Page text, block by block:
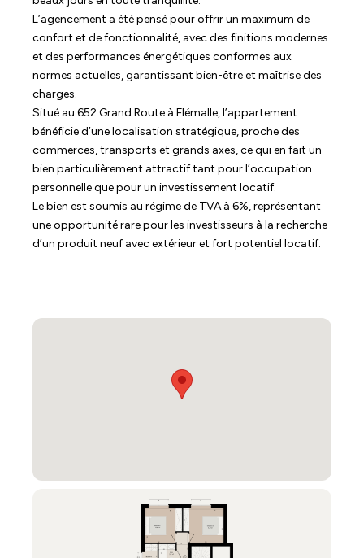
L’agencement a été pensé pour offrir un maximum de
confort et de fonctionnalité, avec des finitions modernes
et des performances énergétiques conformes aux
normes actuelles, garantissant bien-être et maîtrise des
charges.
Situé au 652 Grand Route à Flémalle, l’appartement
bénéficie d’une localisation stratégique, proche des
commerces, transports et grands axes, ce qui en fait un
bien particulièrement attractif tant pour l’occupation
personnelle que pour un investissement locatif.
Le bien est soumis au régime de TVA à 6%, représentant
une opportunité rare pour les investisseurs à la recherche
d’un produit neuf avec extérieur et fort potentiel locatif.